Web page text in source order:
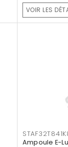
VOIR LES
Ampoule E-